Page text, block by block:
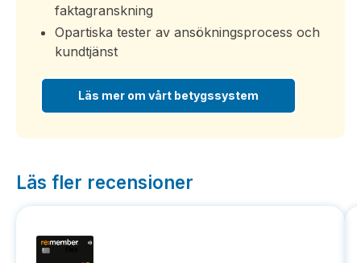
faktagranskning
Opartiska tester av ansökningsprocess och
kundtjänst
Läs mer om vårt betygssystem
Läs fler recensioner